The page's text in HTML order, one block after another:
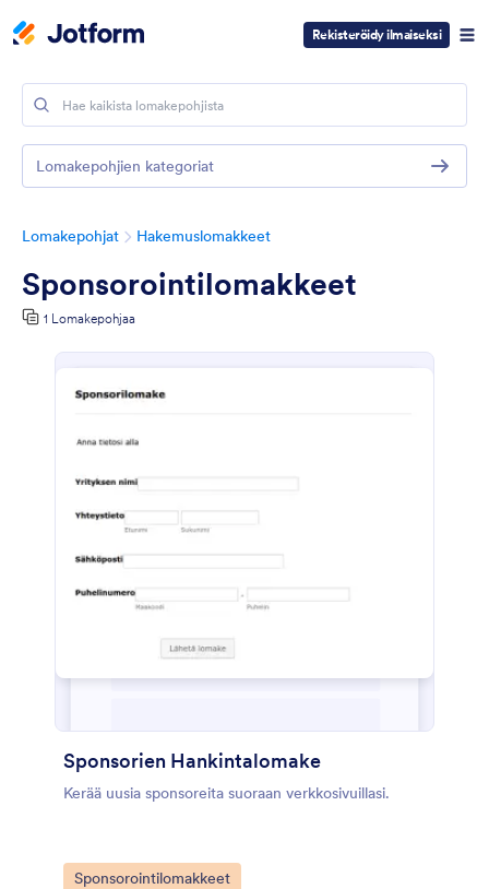
Rekisteröidy ilmaiseksi
Lomakepohjat Hakemuslomakkeet
Sponsorointilomakkeet
1 Lomakepohjaa
Sponsorien Hankintalomake
Kerää uusia sponsoreita suoraan verkkosivuillasi.
Go to Category:
Sponsorointilomakkeet
Lomakepohjien kategoriat